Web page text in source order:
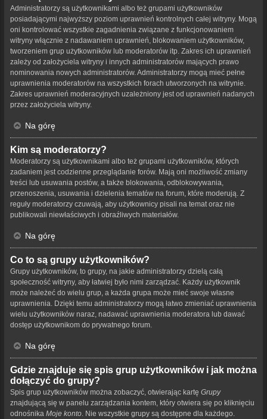
Administratorzy są użytkownikami albo też grupami użytkowników
posiadającymi najwyższy poziom uprawnień kontrolnych całej witryny. Mogą
oni kontrolować wszystkie zagadnienia związane z funkcjonowaniem
witryny włącznie z nadawaniem uprawnień, blokowaniem użytkowników,
tworzeniem grup użytkowników lub moderatorów itp. Zakres ich uprawnień
zależy od założyciela witryny i innych administratorów mających prawo
nominowania nowych administratorów. Administratorzy mogą mieć pełne
uprawnienia moderatorów na wszystkich forach utworzonych na witrynie.
Zakres uprawnień moderacyjnych uzależniony jest od uprawnień nadanych
przez założyciela witryny.
Na górę
Kim są moderatorzy?
Moderatorzy są użytkownikami albo też grupami użytkowników, których
zadaniem jest codzienne przeglądanie forów. Mają oni możliwość zmiany
treści lub usuwania postów, a także blokowania, odblokowywania,
przenoszenia, usuwania i dzielenia tematów na forum, które moderują. Z
reguły moderatorzy czuwają, aby użytkownicy pisali na temat oraz nie
publikowali niewłaściwych i obraźliwych materiałów.
Na górę
Co to są grupy użytkowników?
Grupy użytkowników, to grupy, na jakie administratorzy dzielą całą
społeczność witryny, aby łatwiej było nimi zarządzać. Każdy użytkownik
może należeć do wielu grup, a każda grupa może mieć swoje własne
uprawnienia. Dzięki temu administratorzy mogą łatwo zmieniać uprawnienia
wielu użytkowników naraz, nadawać uprawnienia moderatora lub dawać
dostęp użytkownikom do prywatnego forum.
Na górę
Gdzie znajduje się spis grup użytkowników i jak można
dołączyć do grupy?
Spis grup użytkowników można zobaczyć, otwierając kartę Grupy
znajdującą się w panelu zarządzania kontem, który otwiera się po kliknięciu
odnośnika Moje konto . Nie wszystkie grupy są dostępne dla każdego.